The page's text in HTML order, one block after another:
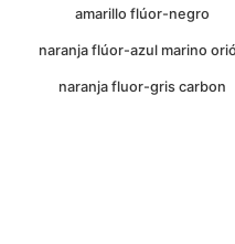
amarillo flúor-negro
naranja flúor-azul marino
naranja fluor-gris carbon